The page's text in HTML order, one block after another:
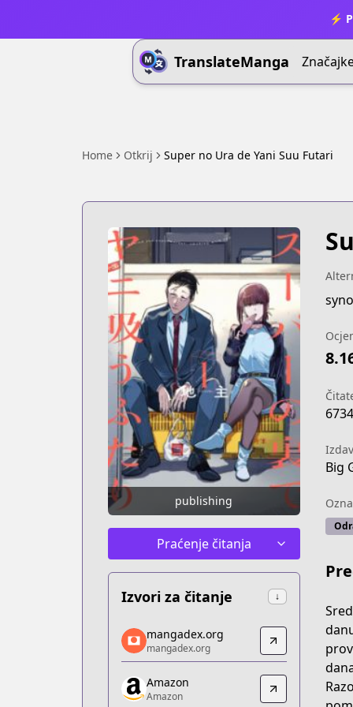
⚡
TranslateManga
Home Otkrij Super no Ura de Yani Suu Futari
publishing
Praćenje čitanja
Izvori za čitanje ↓
mangadex.org
mangadex.org
https://mangadex.org/title/baa95345-
Amazon
mangadex.org
mangadex.org
Amazon
Amazon
Big